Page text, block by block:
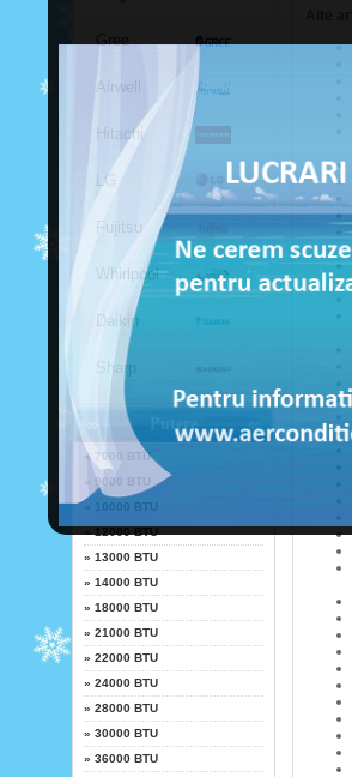
Gree
Airwell
Hitachi
LG
Fujitsu
Whirlpool
Daikin
Sharp
Putere
» 7000 BTU
9000 BTU
» 10000 BTU
» 13000 BTU
» 14000 BTU
» 18000 BTU
» 21000 BTU
» 22000 BTU
» 24000 BTU
» 28000 BTU
» 30000 BTU
» 36000 BTU